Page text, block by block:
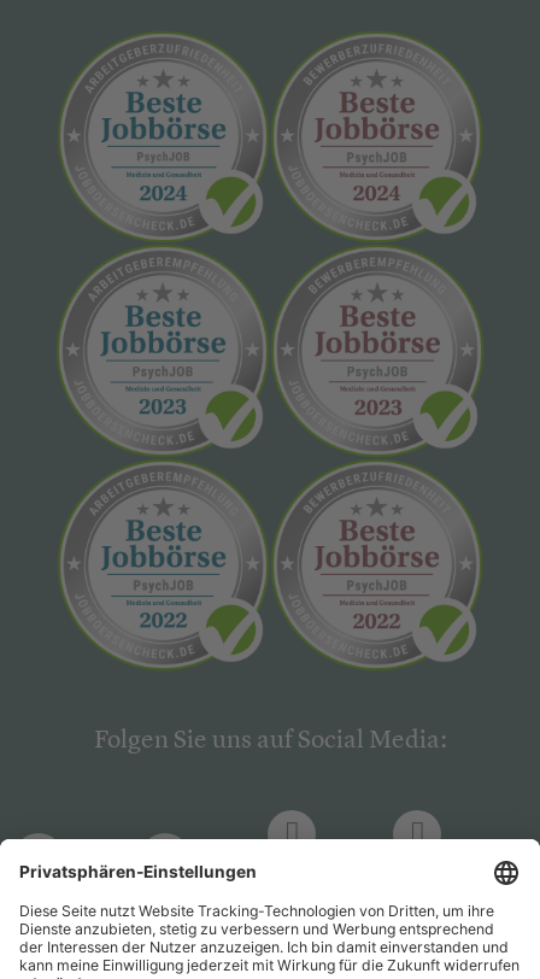
Folgen Sie uns auf Social Media:
PsychJOB PsychJOB
Hogrefe
Verlag
Hogrefe
Verlag